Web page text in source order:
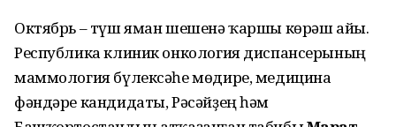
Октябрь – түш яман шешенә ҡаршы көрәш айы.
Республика клиник онкология диспансерының
маммология бүлексәһе мөдире, медицина
фәндәре кандидаты, Рәсәйҙең һәм